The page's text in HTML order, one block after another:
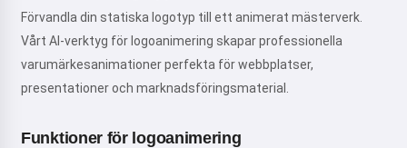
Förvandla din statiska logotyp till ett animerat mästerverk.
Vårt AI-verktyg för logoanimering skapar professionella
varumärkesanimationer perfekta för webbplatser,
presentationer och marknadsföringsmaterial.
Funktioner för logoanimering